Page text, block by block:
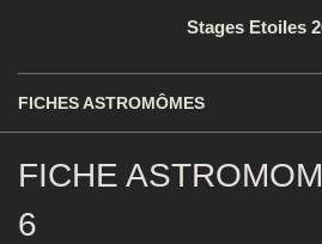
Stages Etoiles
FICHES ASTROMÔMES
FICHE
6